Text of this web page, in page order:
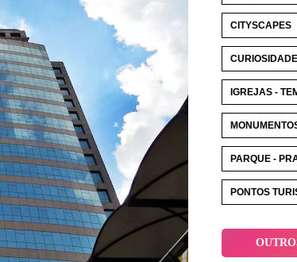
CITYSCAPES
IGREJAS -
PARQUE -
PONTOS